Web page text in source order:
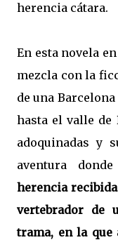
herencia cátara.
En esta novela
mezcla con la
de una
hasta el valle de
adoquinadas y
aventura donde
herencia
vertebrador de
trama, en la